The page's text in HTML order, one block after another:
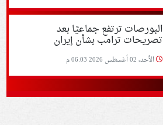
البورصات ترتفع جماعيًا بعد
تصريحات ترامب بشأن إيران
الأحد، 02 أغسطس 2026 06:03 م